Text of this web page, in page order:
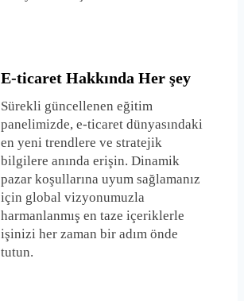
E-ticaret Hakkında Her şey
Sürekli güncellenen eğitim
panelimizde, e-ticaret dünyasındaki
en yeni trendlere ve stratejik
bilgilere anında erişin. Dinamik
pazar koşullarına uyum sağlamanız
için global vizyonumuzla
harmanlanmış en taze içeriklerle
işinizi her zaman bir adım önde
tutun.